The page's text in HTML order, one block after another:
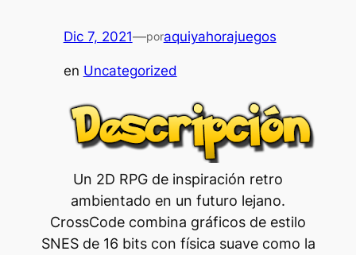
Dic 7, 2021—poraquiyahorajuegos
en Uncategorized
Un 2D RPG de inspiración retro
ambientado en un futuro lejano.
CrossCode combina gráficos de estilo
SNES de 16 bits con física suave como la